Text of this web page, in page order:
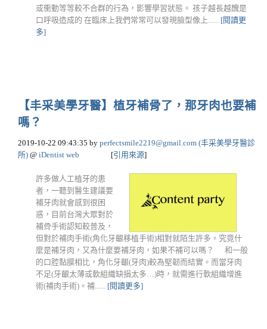
或衝動等等較不合群的行為，影響學習狀態。 孩子越長越醜是
口呼吸造成的 在臨床上我們常常可以發現臉型像上...... [閱讀更
多]
【丰采美學牙醫】植牙補骨了，那牙肉也要補
嗎？
2019-10-22 09:43:35 by perfectsmile2219@gmail.com (丰采美學牙醫診
所) @ iDentist web [引用來源]
許多做人工植牙的患
者，一聽到醫生建議要
補牙肉就會感到很困
惑，目前台灣大眾對於
補骨手術認知較普及，
但對於補肉手術(角化牙齦移植手術)相對就陌生許多。究竟什
麼是補牙肉，又為什麼要補牙肉，如果不補可以嗎？ 和一般
的口腔黏膜相比，角化牙齦(牙肉)較為堅韌而結實。而當牙肉
不足(牙齦太薄或軟組織缺損太多…)時，就需進行軟組織增進
術(補肉手術)。補...... [閱讀更多]